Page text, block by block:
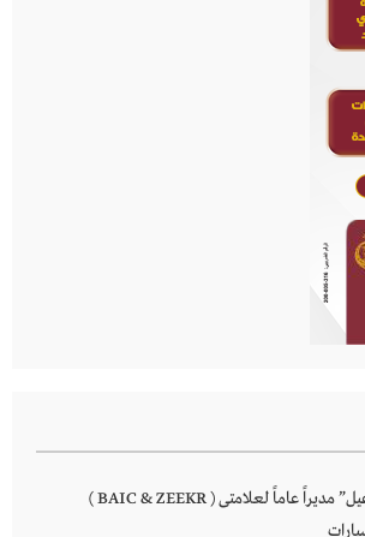
تعيين “تيمور إسماعيل” مديراً عاماً لعلامتى ( BAIC & ZEEKR )